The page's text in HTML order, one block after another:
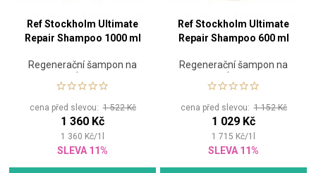
Ref Stockholm Ultimate
Repair Shampoo 1000 ml
Regenerační šampon na
vlasy
cena před slevou:1 522 Kč
1 360 Kč
1 360 Kč/1
SLEVA 11%
Ref Stockholm Ultimate
Repair Shampoo 600 ml
Regenerační šampon na
vlasy
cena před slevou:1 152 Kč
1 029 Kč
1 715 Kč/1
SLEVA 11%